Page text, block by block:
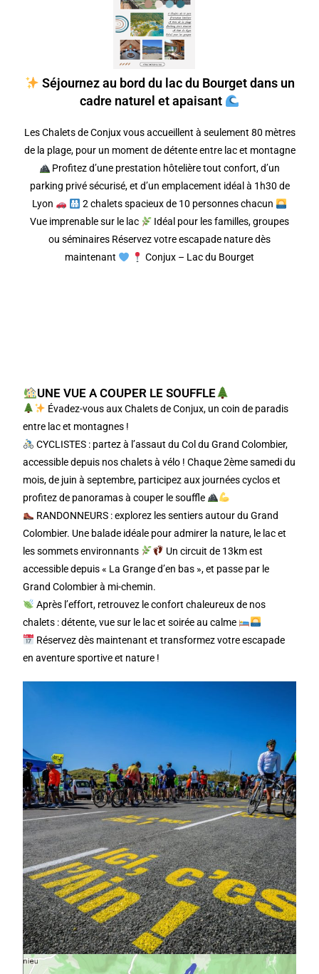
Séjournez au bord du lac du Bourget dans un
cadre naturel et apaisant
Les Chalets de Conjux vous accueillent à seulement 80 mètres
de la plage, pour un moment de détente entre lac et montagne
Profitez d’une prestation hôtelière tout confort, d’un
parking privé sécurisé, et d’un emplacement idéal à 1h30 de
Lyon
2 chalets spacieux de 10 personnes chacun
Vue imprenable sur le lac
Idéal pour les familles, groupes
ou séminaires Réservez votre escapade nature dès
maintenant
Conjux – Lac du Bourget
UNE VUE A COUPER LE SOUFFLE
Évadez-vous aux Chalets de Conjux, un coin de paradis
entre lac et montagnes !
CYCLISTES : partez à l’assaut du Col du Grand Colombier,
accessible depuis nos chalets à vélo ! Chaque 2ème samedi du
mois, de juin à septembre, participez aux journées cyclos et
profitez de panoramas à couper le souffle
RANDONNEURS : explorez les sentiers autour du Grand
Colombier. Une balade idéale pour admirer la nature, le lac et
les sommets environnants
Un circuit de 13km est
accessible depuis « La Grange d’en bas », et passe par le
Grand Colombier à mi-chemin.
Après l’effort, retrouvez le confort chaleureux de nos
chalets : détente, vue sur le lac et soirée au calme
Réservez dès maintenant et transformez votre escapade
en aventure sportive et nature !